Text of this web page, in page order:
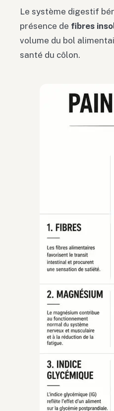
Le système digestif
présence de fibres
volume du bol
santé du côlon.